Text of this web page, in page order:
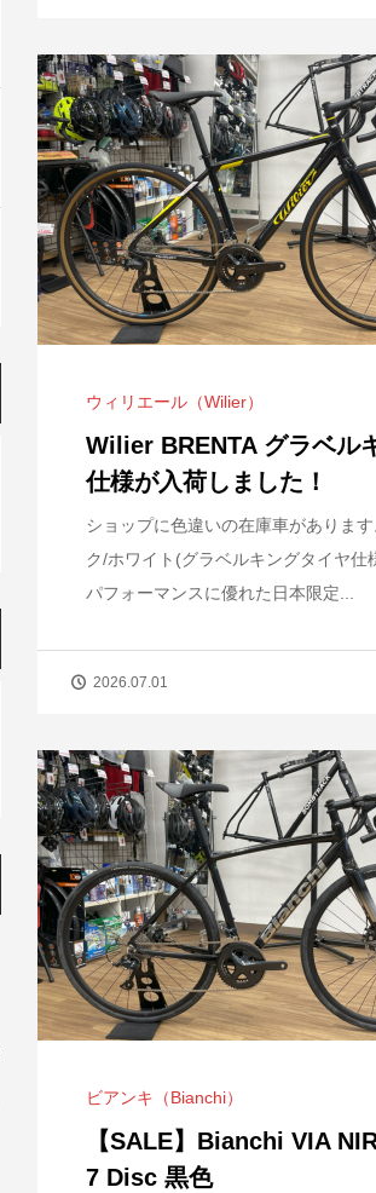
ウィリエール（Wilier）
Wilier BRENTA グラベル
仕様が入荷しました！
ショップに色違いの在庫車がありま
ク/ホワイト(グラベルキングタイヤ仕
パフォーマンスに優れた日本限定...
2026.07.01
ビアンキ（Bianchi）
【SALE】Bianchi VIA
7 Disc 黒色